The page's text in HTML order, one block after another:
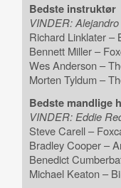
Bedste instruktør
VINDER:
Richard Linklater –
Bennett Miller –
Wes Anderson –
Morten Tyldum –
Bedste mandlige
VINDER: Eddie
Steve Carell –
Bradley Cooper –
Benedict
Michael Keaton –